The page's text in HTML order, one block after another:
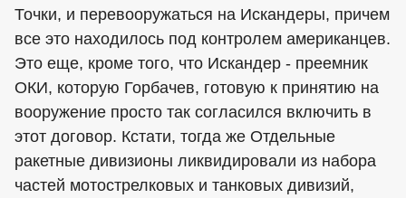
Точки, и перевооружаться на Искандеры, причем
все это находилось под контролем американцев.
Это еще, кроме того, что Искандер - преемник
ОКИ, которую Горбачев, готовую к принятию на
вооружение просто так согласился включить в
этот договор. Кстати, тогда же Отдельные
ракетные дивизионы ликвидировали из набора
частей мотострелковых и танковых дивизий,